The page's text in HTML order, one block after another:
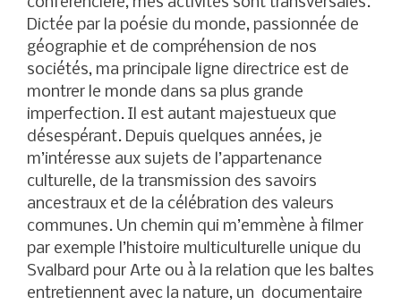
Dictée par la poésie du monde, passionnée de
géographie et de compréhension de nos
sociétés, ma principale ligne directrice est de
montrer le monde dans sa plus grande
imperfection. Il est autant majestueux que
désespérant. Depuis quelques années, je
m’intéresse aux sujets de l’appartenance
culturelle, de la transmission des savoirs
ancestraux et de la célébration des valeurs
communes. Un chemin qui m’emmène à filmer
par exemple l’histoire multiculturelle unique du
Svalbard pour Arte ou à la relation que les baltes
entretiennent avec la nature, un documentaire